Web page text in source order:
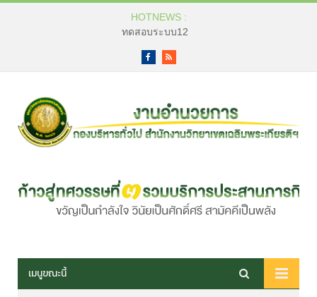
HOTNEWS :
ทดสอบระบบ12
FacebookRSS
เมนูขณะนี้